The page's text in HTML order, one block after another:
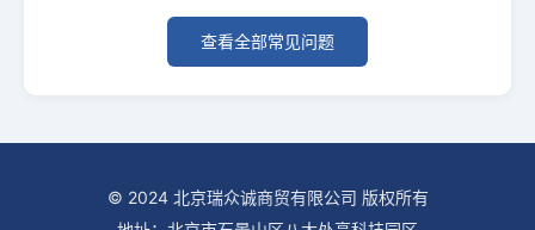
查看全部常见问题
© 2024 北京瑞众诚商贸有限公司 版权所有